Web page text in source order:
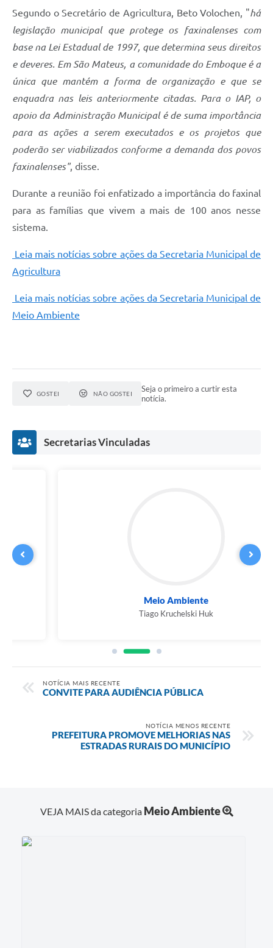
Telefones Prefeitura Municipal
Feriados Municipais
Imprensa
Plantão das Funerárias
Recebimento de Recursos
Serviço de Informação ao Cidadão
Galeria de Fotos
Audiências Públicas
Iluminação Pública
Carta de Serviços
Logo Prefeitura de São Mateus do Sul
Agenda
Contato
Segundo o Secretário de Agricultura, Beto Volochen, "há
legislação municipal que protege os faxinalenses com
base na Lei Estadual de 1997, que determina seus direitos
e deveres. Em São Mateus, a comunidade do Emboque é a
única que mantém a forma de organização e que se
enquadra nas leis anteriormente citadas. Para o IAP, o
apoio da Administração Municipal é de suma importância
para as ações a serem executados e os projetos que
poderão ser viabilizados conforme a demanda dos povos
faxinalenses", disse.
Durante a reunião foi enfatizado a importância do faxinal
para as famílias que vivem a mais de 100 anos nesse
sistema.
Leia mais notícias sobre ações da Secretaria Municipal de
Agricultura
Leia mais notícias sobre ações da Secretaria Municipal de
Meio Ambiente
GOSTEI NÃO GOSTEI
Seja o primeiro a curtir esta
notícia.
Secretarias Vinculadas
Meio Ambiente
Tiago Kruchelski Huk
NOTÍCIA MAIS RECENTE
CONVITE PARA AUDIÊNCIA PÚBLICA
NOTÍCIA MENOS RECENTE
PREFEITURA PROMOVE MELHORIAS NAS
ESTRADAS RURAIS DO MUNICÍPIO
VEJA MAIS da categoria Meio Ambiente